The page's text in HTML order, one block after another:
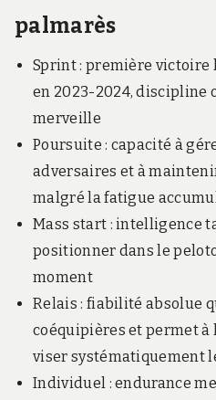
palmarès
Sprint : première victoire
en 2023-2024, discipline
merveille
Poursuite : capacité à
adversaires et à
malgré la fatigue
Mass start : intelligence
positionner dans le
moment
Relais : fiabilité absolue
coéquipières et permet à
viser systématiquement
Individuel : endurance